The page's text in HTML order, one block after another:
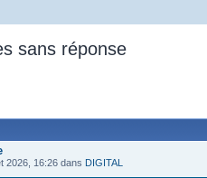
sans réponse
2026, 16:26 dans DIGITAL